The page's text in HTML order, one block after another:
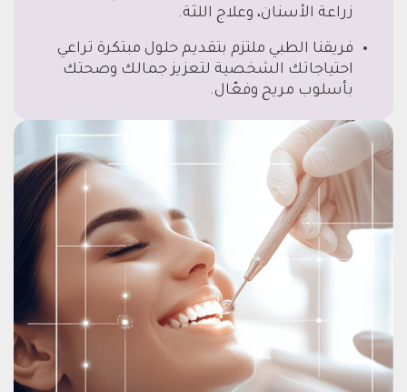
زراعة الأسنان، وعلاج اللثة.
فريقنا الطبي ملتزم بتقديم حلول مبتكرة تراعي
احتياجاتك الشخصية لتعزيز جمالك وصحتك
بأسلوب مريح وفعّال.